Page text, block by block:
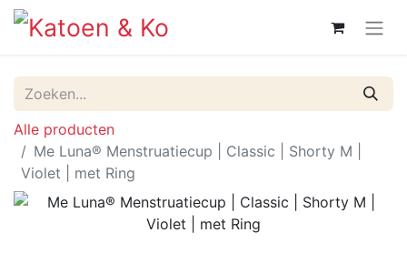
Alle producten
Me Luna® Menstruatiecup | Classic | Shorty M |
Violet | met Ring